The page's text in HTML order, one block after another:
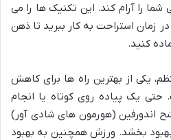
را آرام کند. این تکنیک ها را می
زمان استراحت به کار ببرید تا ذهن
کنید.
یکی از بهترین راه ها برای کاهش
یک پیاده روی کوتاه یا انجام
اندورفین (هورمون های شادی آور)
بخشد. ورزش همچنین به بهبود